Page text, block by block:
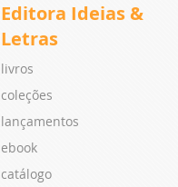
Editora Ideias &
Letras
livros
coleções
lançamentos
ebook
catálogo